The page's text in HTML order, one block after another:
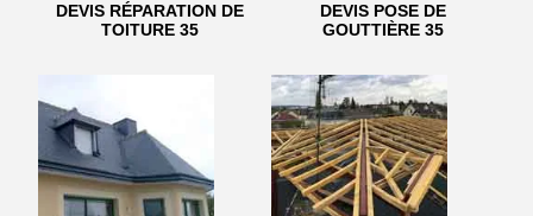
DEVIS RÉPARATION DE
TOITURE 35
DEVIS POSE DE
GOUTTIÈRE 35